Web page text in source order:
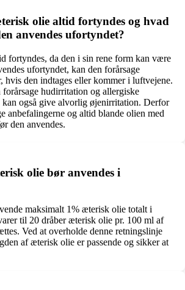
olie altid fortyndes og hvad
anvendes ufortyndet?
fortyndes, da den i sin rene form kan være
ufortyndet, kan den forårsage
hvis den indtages eller kommer i luftvejene.
hudirritation og allergiske
kan også give alvorlig øjenirritation. Derfor
anbefalingerne og altid blande olien med
den anvendes.
olie bør anvendes i
maksimalt 1% æterisk olie totalt i
til 20 dråber æterisk olie pr. 100 ml af
Ved at overholde denne retningslinje
af æterisk olie er passende og sikker at